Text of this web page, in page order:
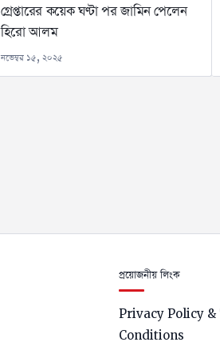
গ্রেপ্তারের কয়েক ঘণ্টা পর জামিন পেলেন
হিরো আলম
নভেম্বর ১৫, ২০২৫